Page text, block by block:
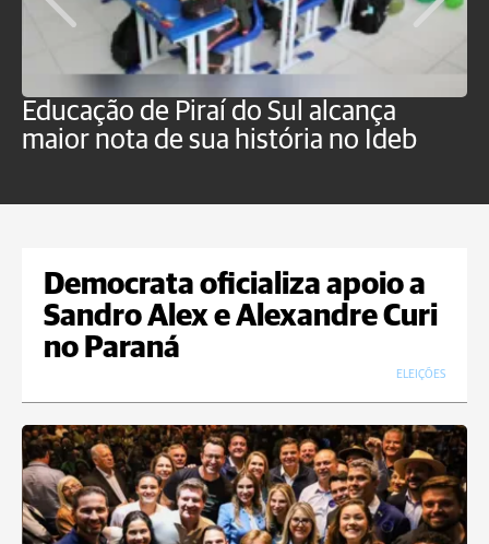
Educação de Piraí do Sul alcança
maior nota de sua história no Ideb
Democrata oficializa apoio a
Sandro Alex e Alexandre Curi
no Paraná
ELEIÇÕES